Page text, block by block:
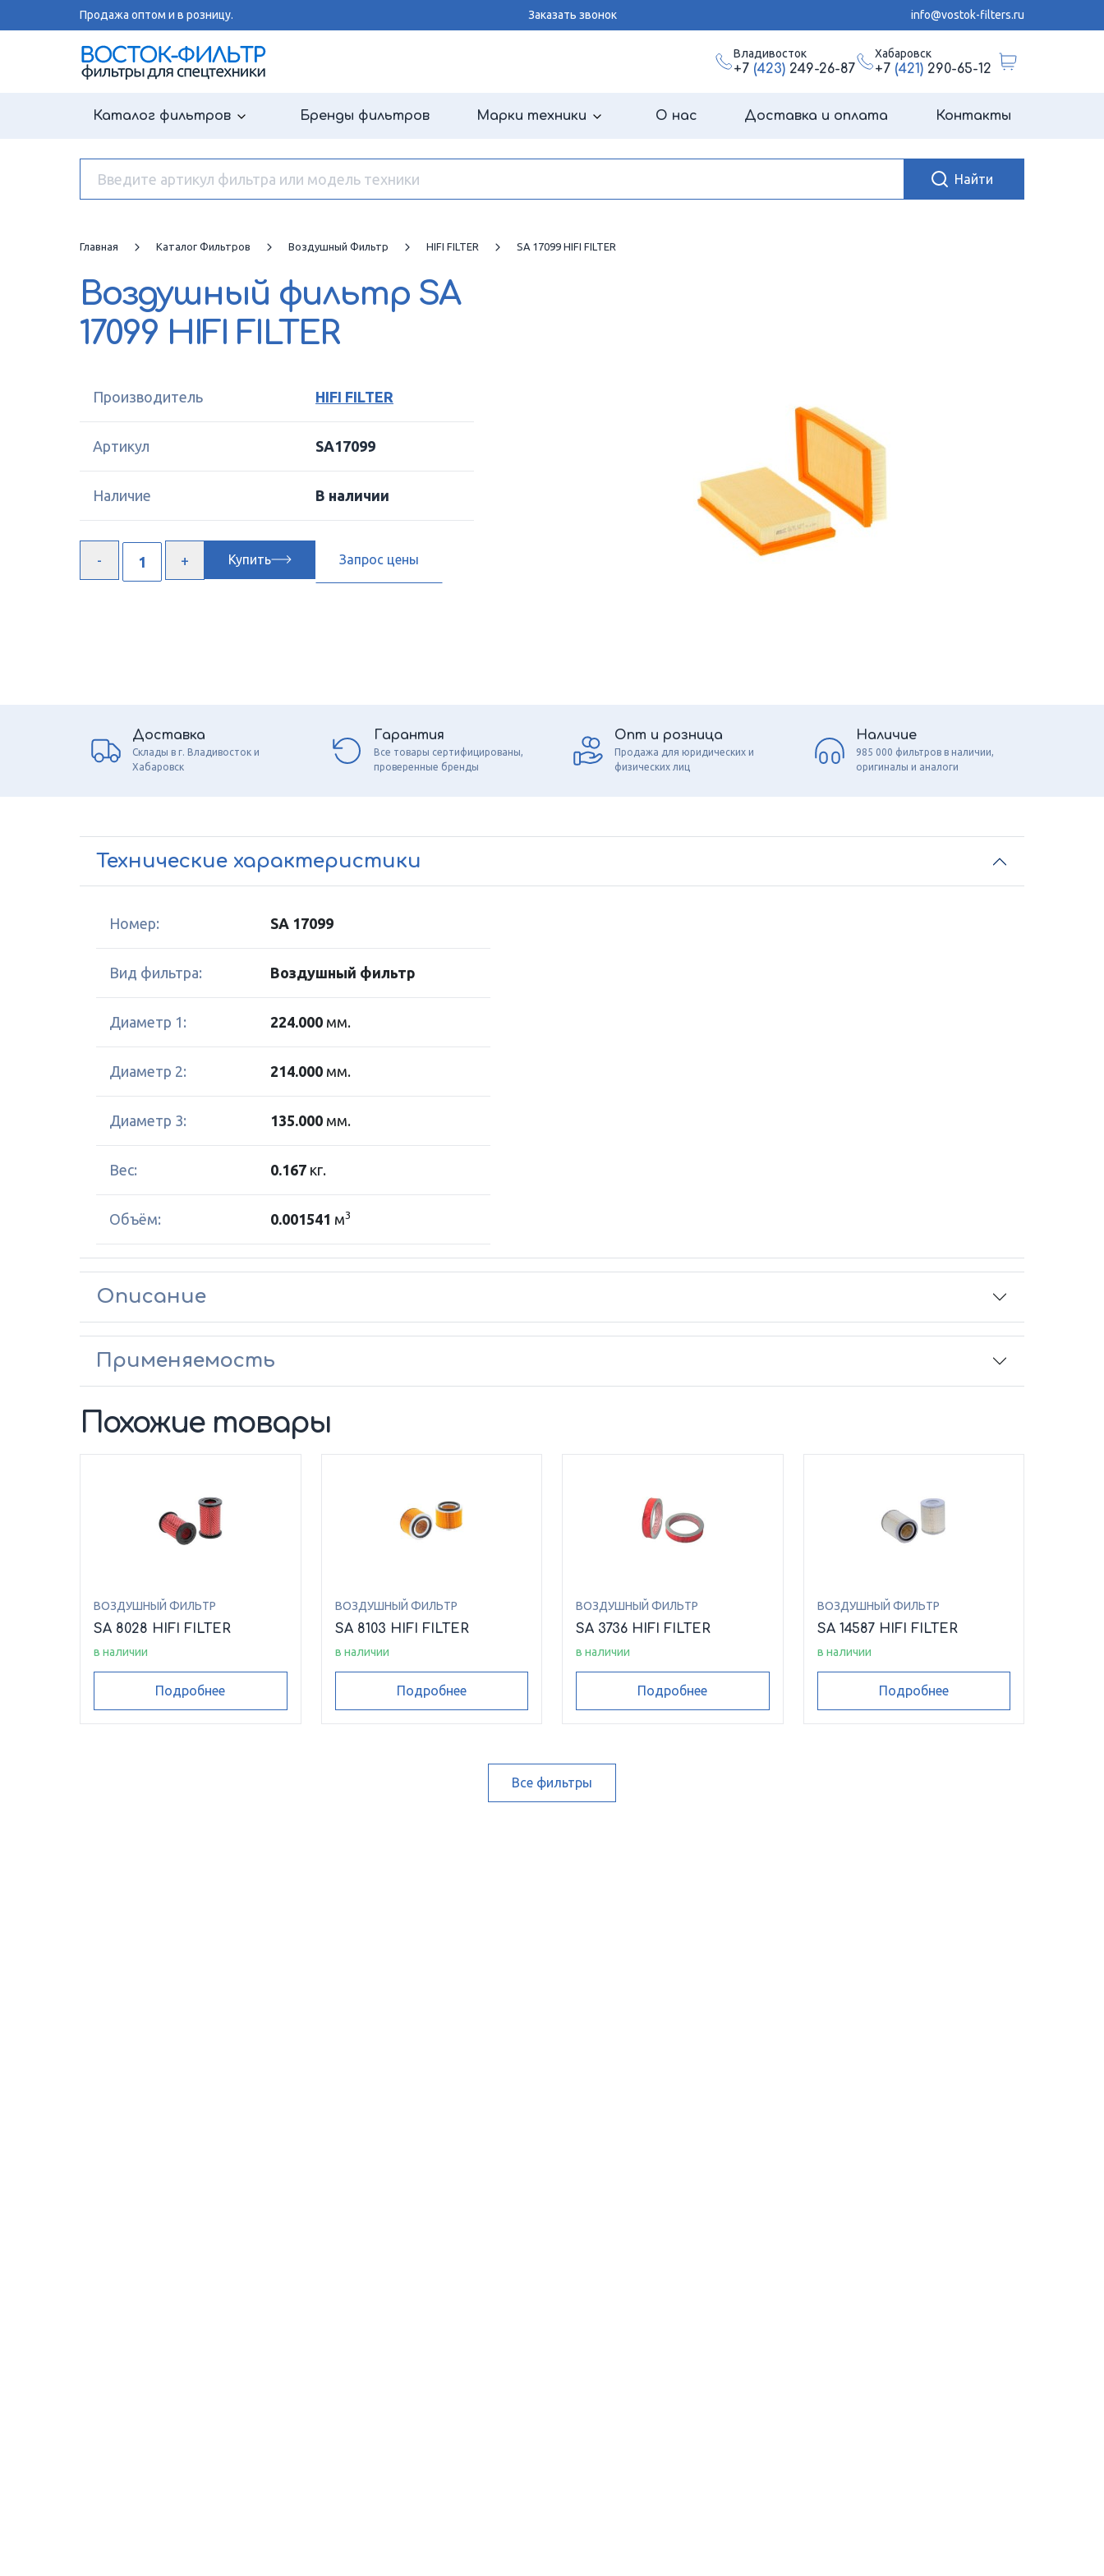
Продажа оптом и в розницу. Заказать звонок info@vostok-filters.ru
Владивосток
+7 (423)249-26-87
Хабаровск
+7 (421)290-65-12
Каталог фильтров Бренды фильтров Марки техники О нас Доставка и оплата Контакты
Главная Каталог Фильтров Воздушный Фильтр HIFI FILTER SA 17099 HIFI FILTER
Воздушный фильтр SA
17099 HIFI FILTER
Производитель HIFI FILTER
Артикул SA17099
Наличие В наличии
Купить Запрос цены
Доставка
Склады в г. Владивосток и
Хабаровск
Гарантия
Все товары сертифицированы,
проверенные бренды
Опт и розница
Продажа для юридических и
физических лиц
Наличие
985 000 фильтров в наличии,
оригиналы и аналоги
Технические характеристики
Номер: SA 17099
Вид фильтра: Воздушный фильтр
Диаметр 1: 224.000 мм.
Диаметр 2: 214.000 мм.
Диаметр 3: 135.000 мм.
Вес: 0.167 кг.
Объём: 0.001541 м3
Описание
Применяемость
Похожие товары
ВОЗДУШНЫЙ ФИЛЬТР
SA 8028 HIFI FILTER
в наличии
Подробнее
ВОЗДУШНЫЙ ФИЛЬТР
SA 8103 HIFI FILTER
в наличии
Подробнее
ВОЗДУШНЫЙ ФИЛЬТР
SA 3736 HIFI FILTER
в наличии
Подробнее
ВОЗДУШНЫЙ ФИЛЬТР
SA 14587 HIFI FILTER
в наличии
Подробнее
Все фильтры